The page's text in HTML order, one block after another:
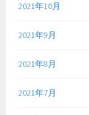
2021年10月
2021年9月
2021年8月
2021年7月